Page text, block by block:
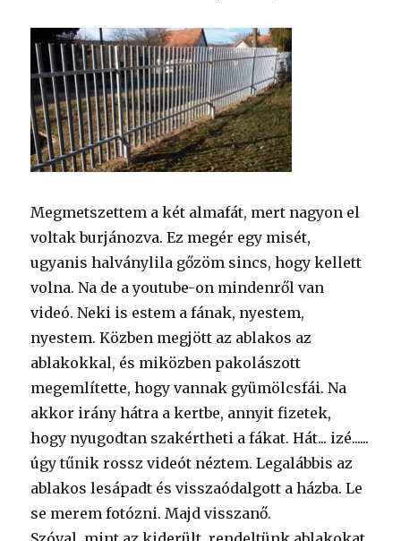
Megmetszettem a két almafát, mert nagyon el
voltak burjánozva. Ez megér egy misét,
ugyanis halványlila gőzöm sincs, hogy kellett
volna. Na de a youtube-on mindenről van
videó. Neki is estem a fának, nyestem,
nyestem. Közben megjött az ablakos az
ablakokkal, és miközben pakolászott
megemlítette, hogy vannak gyümölcsfái. Na
akkor irány hátra a kertbe, annyit fizetek,
hogy nyugodtan szakértheti a fákat. Hát... izé......
úgy tűnik rossz videót néztem. Legalábbis az
ablakos lesápadt és visszaódalgott a házba. Le
se merem fotózni. Majd visszanő.